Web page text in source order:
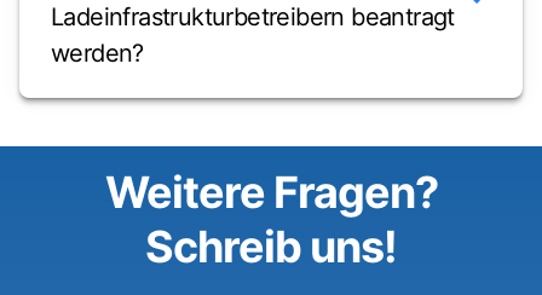
Ladeinfrastrukturbetreibern beantragt
werden?
Weitere Fragen?
Schreib uns!